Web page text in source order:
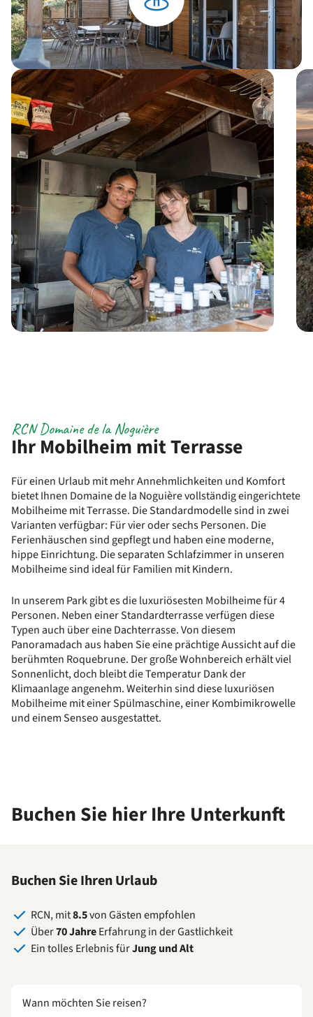
Ihr Mobilheim mit Terrasse
RCN Domaine de la Noguière
Für einen Urlaub mit mehr Annehmlichkeiten und Komfort
bietet Ihnen Domaine de la Noguière vollständig eingerichtete
Mobilheime mit Terrasse. Die Standardmodelle sind in zwei
Varianten verfügbar: Für vier oder sechs Personen. Die
Ferienhäuschen sind gepflegt und haben eine moderne,
hippe Einrichtung. Die separaten Schlafzimmer in unseren
Mobilheime sind ideal für Familien mit Kindern.
In unserem Park gibt es die luxuriösesten Mobilheime für 4
Personen. Neben einer Standardterrasse verfügen diese
Typen auch über eine Dachterrasse. Von diesem
Panoramadach aus haben Sie eine prächtige Aussicht auf die
berühmten Roquebrune. Der große Wohnbereich erhält viel
Sonnenlicht, doch bleibt die Temperatur Dank der
Klimaanlage angenehm. Weiterhin sind diese luxuriösen
Mobilheime mit einer Spülmaschine, einer Kombimikrowelle
und einem Senseo ausgestattet.
Buchen Sie hier Ihre Unterkunft
Buchen Sie Ihren Urlaub
RCN, mit8.5von Gästen empfohlen
Über70 JahreErfahrung in der Gastlichkeit
Ein tolles Erlebnis fürJung und Alt
Wann möchten Sie reisen?